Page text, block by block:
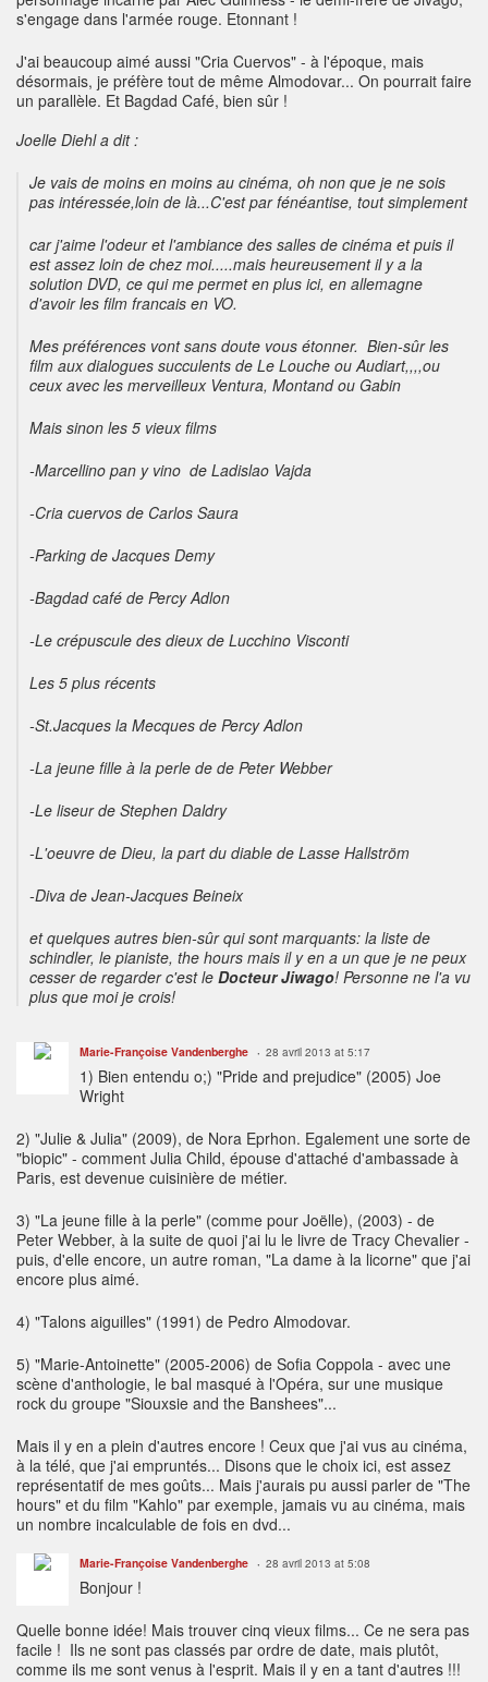
s'engage dans l'armée rouge. Etonnant !
J'ai beaucoup aimé aussi "Cria Cuervos" - à l'époque, mais
désormais, je préfère tout de même Almodovar... On pourrait faire
un parallèle. Et Bagdad Café, bien sûr !
Joelle Diehl a dit :
Je vais de moins en moins au cinéma, oh non que je ne sois
pas intéressée,loin de là...C'est par fénéantise, tout simplement
car j'aime l'odeur et l'ambiance des salles de cinéma et puis il
est assez loin de chez moi.....mais heureusement il y a la
solution DVD, ce qui me permet en plus ici, en allemagne
d'avoir les film francais en VO.
Mes préférences vont sans doute vous étonner. Bien-sûr les
film aux dialogues succulents de Le Louche ou Audiart,,,,ou
ceux avec les merveilleux Ventura, Montand ou Gabin
Mais sinon les 5 vieux films
-Marcellino pan y vino de Ladislao Vajda
-Cria cuervos de Carlos Saura
-Parking de Jacques Demy
-Bagdad café de Percy Adlon
-Le crépuscule des dieux de Lucchino Visconti
Les 5 plus récents
-St.Jacques la Mecques de Percy Adlon
-La jeune fille à la perle de de Peter Webber
-Le liseur de Stephen Daldry
-L'oeuvre de Dieu, la part du diable de Lasse Hallström
-Diva de Jean-Jacques Beineix
et quelques autres bien-sûr qui sont marquants: la liste de
schindler, le pianiste, the hours mais il y en a un que je ne peux
cesser de regarder c'est le Docteur Jiwago! Personne ne l'a vu
plus que moi je crois!
Marie-Françoise Vandenberghe 28 avril 2013 at 5:17
1) Bien entendu o;) "Pride and prejudice" (2005) Joe
Wright
2) "Julie & Julia" (2009), de Nora Eprhon. Egalement une sorte de
"biopic" - comment Julia Child, épouse d'attaché d'ambassade à
Paris, est devenue cuisinière de métier.
3) "La jeune fille à la perle" (comme pour Joëlle), (2003) - de
Peter Webber, à la suite de quoi j'ai lu le livre de Tracy Chevalier -
puis, d'elle encore, un autre roman, "La dame à la licorne" que j'ai
encore plus aimé.
4) "Talons aiguilles" (1991) de Pedro Almodovar.
5) "Marie-Antoinette" (2005-2006) de Sofia Coppola - avec une
scène d'anthologie, le bal masqué à l'Opéra, sur une musique
rock du groupe "Siouxsie and the Banshees"...
Mais il y en a plein d'autres encore ! Ceux que j'ai vus au cinéma,
à la télé, que j'ai empruntés... Disons que le choix ici, est assez
représentatif de mes goûts... Mais j'aurais pu aussi parler de "The
hours" et du film "Kahlo" par exemple, jamais vu au cinéma, mais
un nombre incalculable de fois en dvd...
Marie-Françoise Vandenberghe 28 avril 2013 at 5:08
Bonjour !
Quelle bonne idée! Mais trouver cinq vieux films... Ce ne sera pas
facile ! Ils ne sont pas classés par ordre de date, mais plutôt,
comme ils me sont venus à l'esprit. Mais il y en a tant d'autres !!!